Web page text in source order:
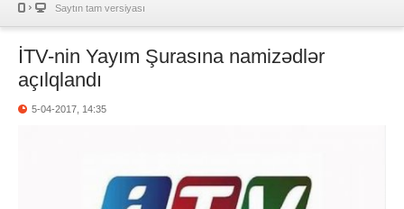
Saytın tam versiyası
İTV-nin Yayım Şurasına namizədlər
açılqlandı
5-04-2017, 14:35